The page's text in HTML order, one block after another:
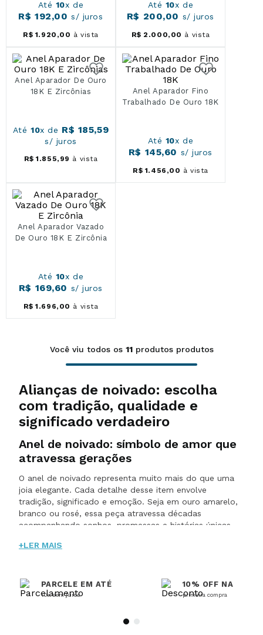
Até 10x de
R$ 192,00 s/ juros
R$ 1. 920 ,00 à vista
Até 10x de
R$ 200,00 s/ juros
R$ 2 .000, 00 à vista
Anel Aparador De Ouro
18K E Zircônias
Até10x de R$ 185,59
s/ juros
R$ 1 .855, 99 à vista
Anel Aparador Fino
Trabalhado De Ouro 18K
Até 10x de
R$ 145,60 s/ juros
R$ 1. 456 ,00 à vista
Anel Aparador Vazado
De Ouro 18K E Zircônia
Até 10x de
R$ 169,60 s/ juros
R$ 1 .696, 00 à vista
Você viu todos os 11produtos
Alianças de noivado: escolha
com tradição, qualidade e
significado verdadeiro
Anel de noivado: símbolo de amor que
atravessa gerações
O anel de noivado representa muito mais do que uma
joia elegante. Cada detalhe desse item envolve
tradição, significado e emoção. Seja em ouro amarelo,
branco ou rosé, essa peça atravessa décadas
acompanhando sonhos, promessas e histórias únicas.
significado, em que cada detalhe importa: o brilho, os
maestria entregam aquele padrão elevado que faz toda
diferença para quem deseja eternizar sentimentos sem
+LER MAIS
PARCELE EM ATÉ
10x sem juros
10% OFF NA
primeira compra